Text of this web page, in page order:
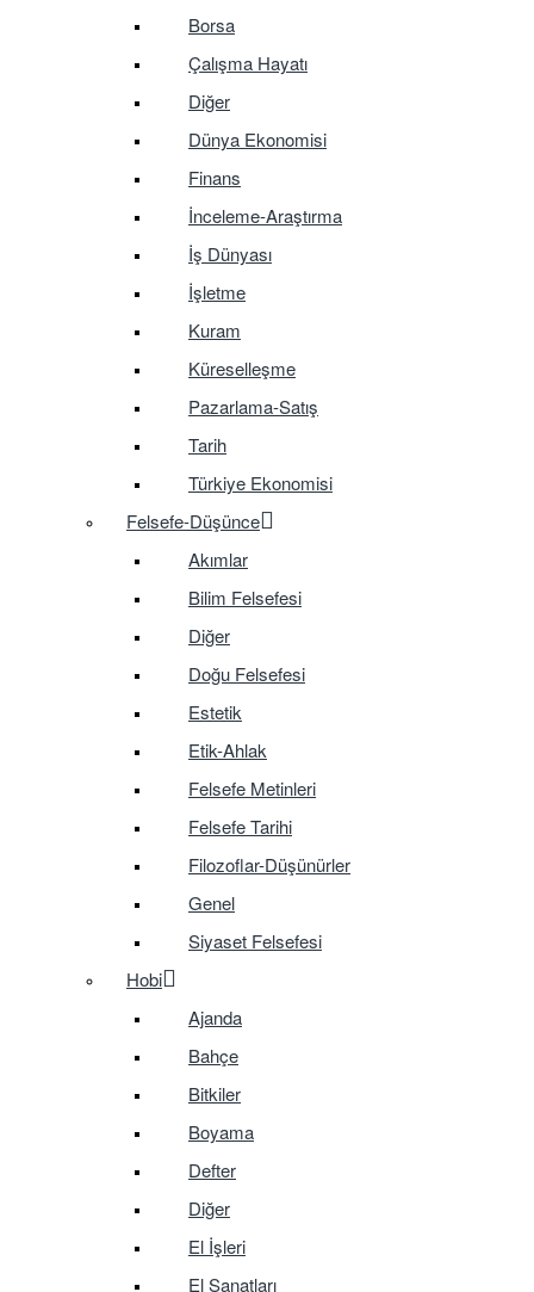
Borsa
Çalışma Hayatı
Diğer
Dünya Ekonomisi
Finans
İnceleme-Araştırma
İş Dünyası
İşletme
Kuram
Küreselleşme
Pazarlama-Satış
Tarih
Türkiye Ekonomisi
Felsefe-Düşünce
Akımlar
Bilim Felsefesi
Diğer
Doğu Felsefesi
Estetik
Etik-Ahlak
Felsefe Metinleri
Felsefe Tarihi
Filozoflar-Düşünürler
Genel
Siyaset Felsefesi
Hobi
Ajanda
Bahçe
Bitkiler
Boyama
Defter
Diğer
El İşleri
El Sanatları